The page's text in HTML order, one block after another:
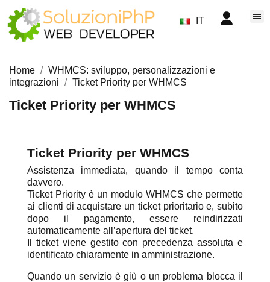
IT
Home
WHMCS: sviluppo, personalizzazioni e
integrazioni
Ticket Priority per WHMCS
Ticket Priority per WHMCS
Ticket Priority per WHMCS
Assistenza immediata, quando il tempo conta
davvero.
Ticket Priority è un modulo WHMCS che permette
ai clienti di acquistare un ticket prioritario e, subito
dopo il pagamento, essere reindirizzati
automaticamente all’apertura del ticket.
Il ticket viene gestito con precedenza assoluta e
identificato chiaramente in amministrazione.
Quando un servizio è giù o un problema blocca il